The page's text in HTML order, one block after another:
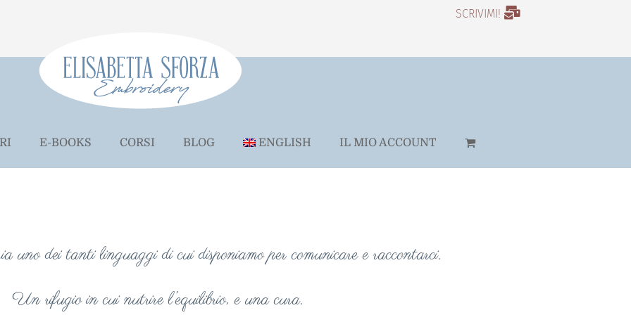
SCRIVIMI!
E-BOOKS CORSI BLOG ENGLISH IL MIO ACCOUNT
uno dei tanti linguaggi di cui disponiamo per comunicare e raccontarci.
Un rifugio in cui nutrire l’equilibrio, e una cura.